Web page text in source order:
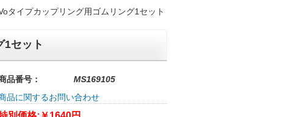
タイプカップリング用ゴムリング1セット
1セット
品番号：
MS169105
品に関するお問い合わせ